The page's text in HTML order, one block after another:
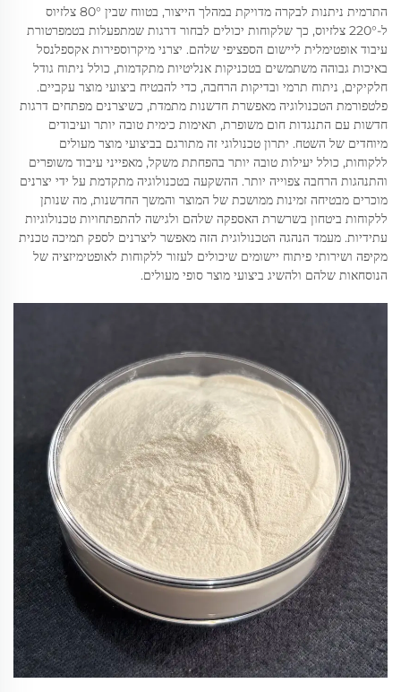
התרמית ניתנות לבקרה מדויקת במהלך הייצור, בטווח שבין 80° צלזיוס
ל-220° צלזיוס, כך שלקוחות יכולים לבחור דרגות שמתפעלות בטמפרטורת
עיבוד אופטימלית ליישום הספציפי שלהם. יצרני מיקרוספירות אקספלנסל
באיכות גבוהה משתמשים בטכניקות אנליטיות מתקדמות, כולל ניתוח גודל
חלקיקים, ניתוח תרמי ובדיקות הרחבה, כדי להבטיח ביצועי מוצר עקביים.
פלטפורמת הטכנולוגיה מאפשרת חדשנות מתמדת, כשיצרנים מפתחים דרגות
חדשות עם התנגדות חום משופרת, תאימות כימית טובה יותר ועיבודים
מיוחדים של השטח. יתרון טכנולוגי זה מתורגם בביצועי מוצר מעולים
ללקוחות, כולל יעילות טובה יותר בהפחתת משקל, מאפייני עיבוד משופרים
והתנהגות הרחבה צפוייה יותר. ההשקעה בטכנולוגיה מתקדמת על ידי יצרנים
מוכרים מבטיחה זמינות ממושכת של המוצר והמשך החדשנות, מה שנותן
ללקוחות ביטחון בשרשרת האספקה שלהם ולגישה להתפתחויות טכנולוגיות
עתידיות. מעמד הנהגה הטכנולוגית הזה מאפשר ליצרנים לספק תמיכה טכנית
מקיפה ושירותי פיתוח יישומים שיכולים לעזור ללקוחות לאופטימיזציה של
הנוסחאות שלהם ולהשיג ביצועי מוצר סופי מעולים.